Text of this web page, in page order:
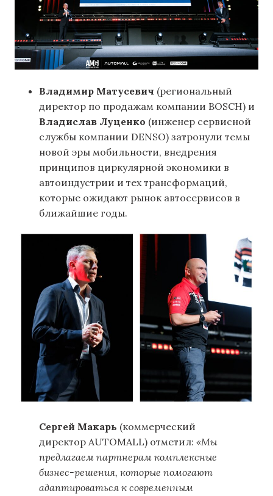
Владимир Матусевич (региональный
директор по продажам компании BOSCH) и
Владислав Луценко (инженер сервисной
службы компании DENSO) затронули темы
новой эры мобильности, внедрения
принципов циркулярной экономики в
автоиндустрии и тех трансформаций,
которые ожидают рынок автосервисов в
ближайшие годы.
Сергей Макарь (коммерческий
директор AUTOMALL) отметил: «Мы
предлагаем партнерам комплексные
бизнес-решения, которые помогают
адаптироваться к современным